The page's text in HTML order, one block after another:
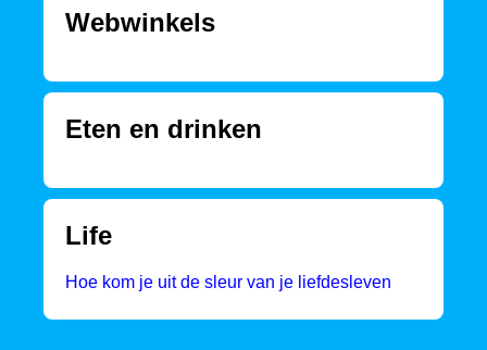
Webwinkels
Eten en drinken
Life
Hoe kom je uit de sleur van je liefdesleven